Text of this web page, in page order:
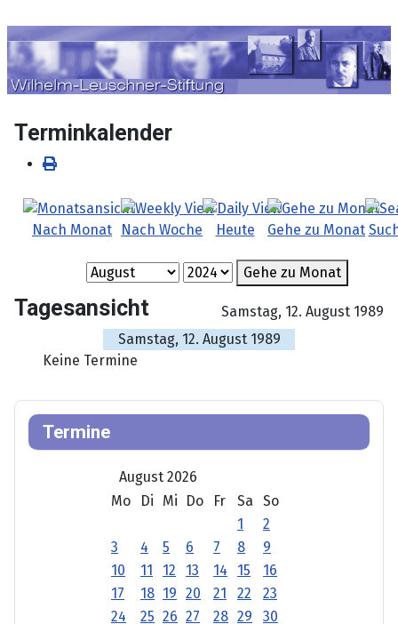
Terminkalender
Nach Monat Nach Woche Heute Gehe zu Monat
Gehe zu Monat
Tagesansicht
Samstag, 12. August 1989
Samstag, 12. August 1989
Keine Termine
Termine
August 2026
Mo
Di Mi Do Fr Sa
So
1
2
3
4 5 6 7 8
9
10
11 12 13 14 15
16
17
18 19 20 21 22
23
24
25 26 27 28 29
30